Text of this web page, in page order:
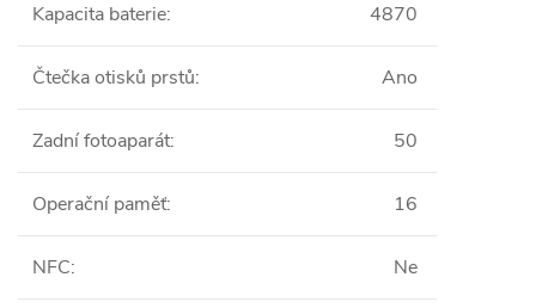
Kapacita baterie: 4870
Čtečka otisků prstů: Ano
Zadní fotoaparát: 50
Operační paměť: 16
NFC: Ne